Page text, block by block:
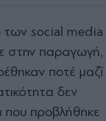
social media
στην παραγωγή,
ποτέ μαζί
δεν
που προβλήθηκε